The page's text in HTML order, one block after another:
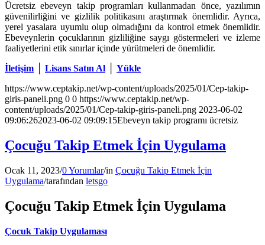
Ücretsiz ebeveyn takip programları kullanmadan önce, yazılımın
güvenilirliğini ve gizlilik politikasını araştırmak önemlidir. Ayrıca,
yerel yasalara uyumlu olup olmadığını da kontrol etmek önemlidir.
Ebeveynlerin çocuklarının gizliliğine saygı göstermeleri ve izleme
faaliyetlerini etik sınırlar içinde yürütmeleri de önemlidir.
İletişim
Lisans Satın Al
Yükle
https://www.ceptakip.net/wp-content/uploads/2025/01/Cep-takip-
giris-paneli.png 0 0 https://www.ceptakip.net/wp-
content/uploads/2025/01/Cep-takip-giris-paneli.png 2023-06-02
09:06:262023-06-02 09:09:15Ebeveyn takip programı ücretsiz
Çocuğu Takip Etmek İçin Uygulama
Ocak 11, 2023/0 Yorumlar/in Çocuğu Takip Etmek İçin
Uygulama/tarafından letsgo
Çocuğu Takip Etmek İçin Uygulama
Çocuk Takip Uygulaması